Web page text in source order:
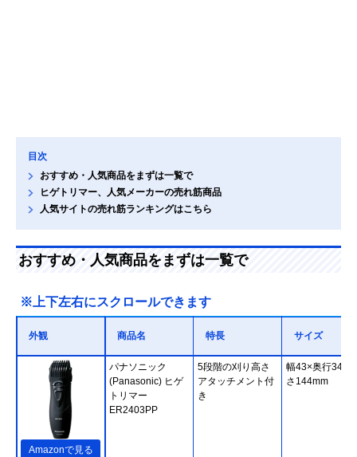
目次
おすすめ・人気商品をまずは一覧で
ヒゲトリマー、人気メーカーの売れ筋商品
人気サイトの売れ筋ランキングはこちら
おすすめ・人気商品をまずは一覧で
※上下左右にスクロールできます
外観 商品名 特長 サイズ
Amazonで見る
パナソニック
(Panasonic) ヒゲ
トリマー
ER2403PP
5段階の刈り高さ
アタッチメント付
き
幅43×奥行34×高
さ144mm